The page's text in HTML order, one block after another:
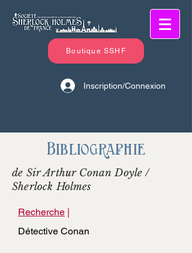
Boutique SSHF
Inscription/Connexion
Bibliographie
de Sir Arthur Conan Doyle /
Sherlock Holmes
Recherche |
Détective Conan